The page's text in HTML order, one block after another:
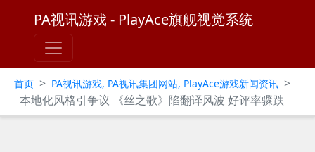
PA视讯游戏 - PlayAce旗舰视觉系统
首页 > PA视讯游戏, PA视讯集团网站, PlayAce游戏新闻资讯 >
本地化风格引争议 《丝之歌》陷翻译风波 好评率骤跌